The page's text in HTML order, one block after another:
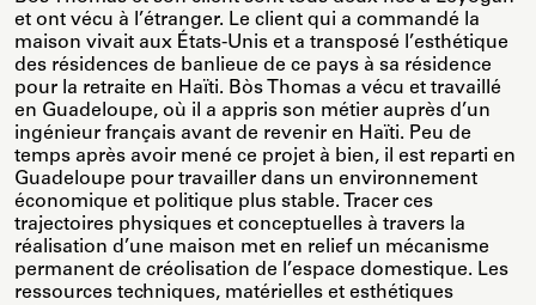
et ont vécu à l’étranger. Le client qui a commandé la
maison vivait aux États-Unis et a transposé l’esthétique
des résidences de banlieue de ce pays à sa résidence
pour la retraite en Haïti. Bòs Thomas a vécu et travaillé
en Guadeloupe, où il a appris son métier auprès d’un
ingénieur français avant de revenir en Haïti. Peu de
temps après avoir mené ce projet à bien, il est reparti en
Guadeloupe pour travailler dans un environnement
économique et politique plus stable. Tracer ces
trajectoires physiques et conceptuelles à travers la
réalisation d’une maison met en relief un mécanisme
permanent de créolisation de l’espace domestique. Les
ressources techniques, matérielles et esthétiques